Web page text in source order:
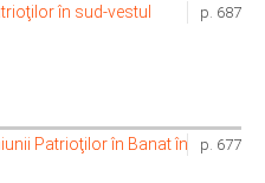
p. 687
în sud-vestul
p. 677
Patrioţilor în Banat în